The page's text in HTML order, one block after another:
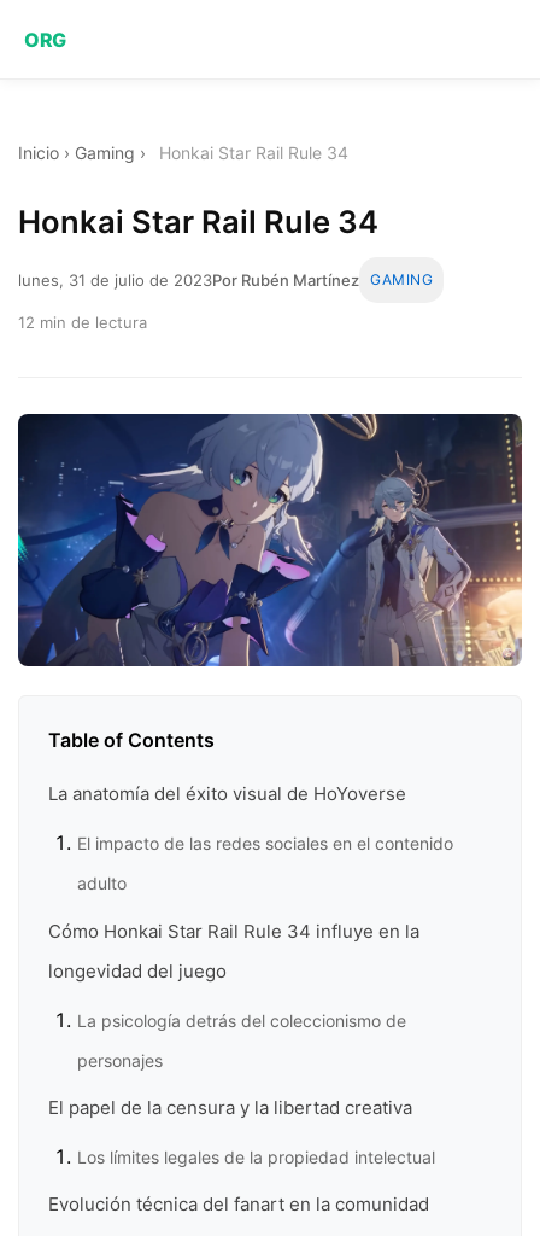
ORG
Inicio › Gaming › Honkai Star Rail Rule 34
Honkai Star Rail Rule 34
lunes, 31 de julio de 2023Por Rubén Martínez GAMING
12 min de lectura
Table of Contents
La anatomía del éxito visual de HoYoverse
El impacto de las redes sociales en el contenido
adulto
Cómo Honkai Star Rail Rule 34 influye en la
longevidad del juego
La psicología detrás del coleccionismo de
personajes
El papel de la censura y la libertad creativa
Los límites legales de la propiedad intelectual
Evolución técnica del fanart en la comunidad